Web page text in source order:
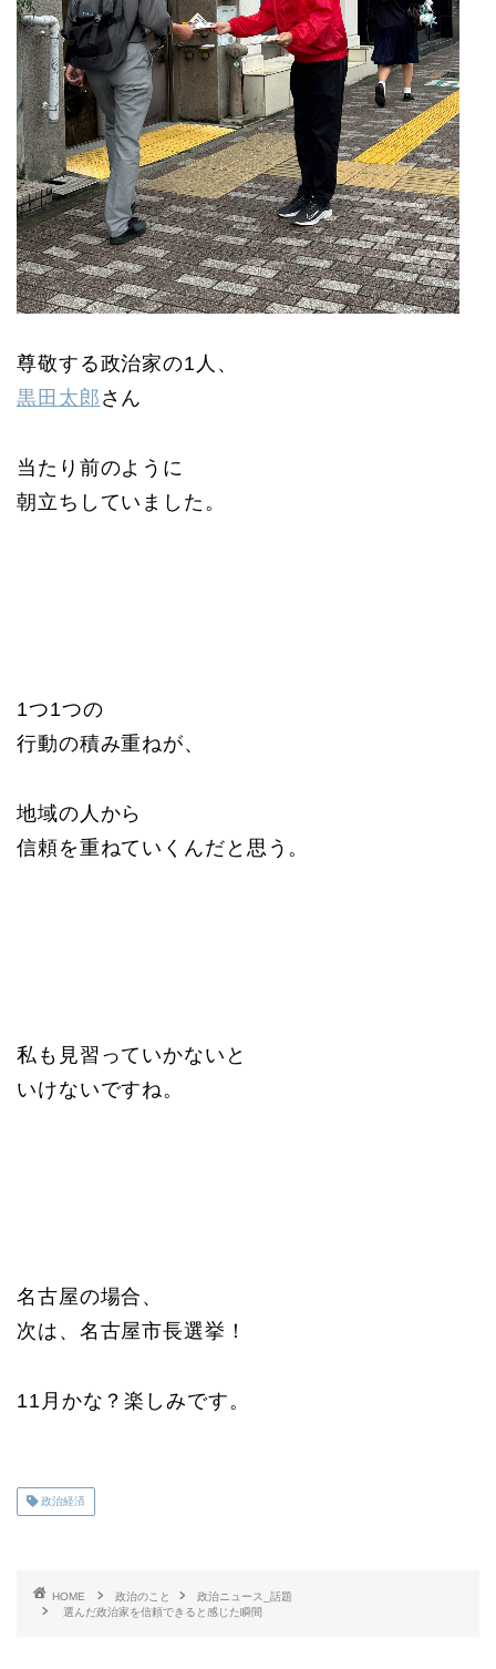
尊敬する政治家の1人、
黒田太郎 さん
当たり前のように
朝立ちしていました。
1つ1つの
行動の積み重ねが、
地域の人から
信頼を重ねていくんだと思う。
私も見習っていかないと
いけないですね。
名古屋の場合、
次は、名古屋市長選挙！
11月かな？楽しみです。
政治経済
HOME 政治のこと
政治ニュース_話題
選んだ政治家を信頼できると感じた瞬間